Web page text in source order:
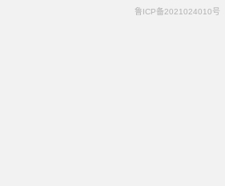
鲁ICP备2021024010号